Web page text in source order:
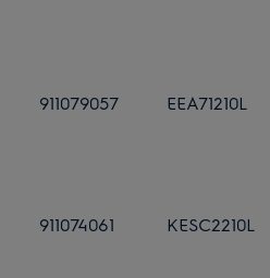
911079057 EEA71210L
911074061 KESC2210L